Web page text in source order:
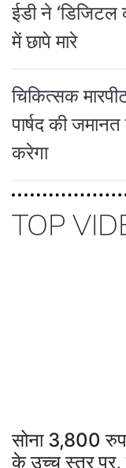
ईडी ने ‘डिजिटल
में छापे मारे
चिकित्सक
पार्षद की
करेगा
TOP
सोना 3,800
के उच्च स्तर